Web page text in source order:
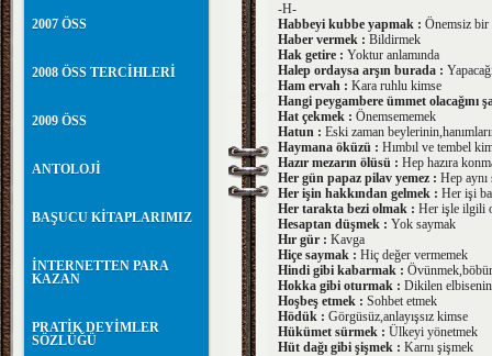
2007 ÖSS
2008 ÖSS TERCİHLERİ
2009 ÖSS
ANTOLOJİ
BAŞUCU KİTAPLARIMIZ
İNTERNETTEN PARA
KAZAN
PRATİK DEYİMLER
SÖZLÜĞÜ
-H-
Habbeyi kubbe yapmak : Önemsiz
Haber vermek : Bildirmek
Hak getire : Yoktur anlamında
Halep ordaysa arşın burada :
Ham ervah : Kara ruhlu kimse
Hangi peygambere ümmet olacağını
Hat çekmek : Önemsememek
Hatun : Eski zaman
Haymana öküzü : Hımbıl ve tembel
Hazır mezarın ölüsü : Hep hazıra
Her gün papaz pilav yemez : Hep aynı
Her işin hakkından gelmek : Her işi
Her tarakta bezi olmak : Her işle ilgili
Hesaptan düşmek : Yok saymak
Hır gür : Kavga
Hiçe saymak : Hiç değer vermemek
Hindi gibi kabarmak :
Hokka gibi oturmak : Dikilen elbisenin
Hoşbeş etmek : Sohbet etmek
Hödük : Görgüsüz,anlayışsız kimse
Hükümet sürmek : Ülkeyi yönetmek
Hüt dağı gibi şişmek : Karnı şişmek